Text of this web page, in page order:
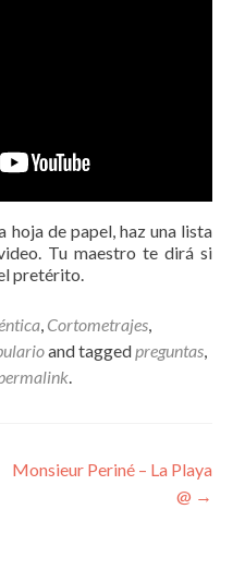
hoja de papel, haz una lista
Tu maestro te dirá si
pretérito.
, Cortometrajes,
and taggedpreguntas,
.
Monsieur Periné – La Playa
@ →